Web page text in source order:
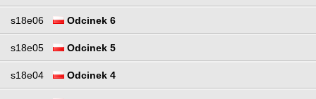
s18e06 Odcinek 6
s18e05 Odcinek 5
s18e04 Odcinek 4